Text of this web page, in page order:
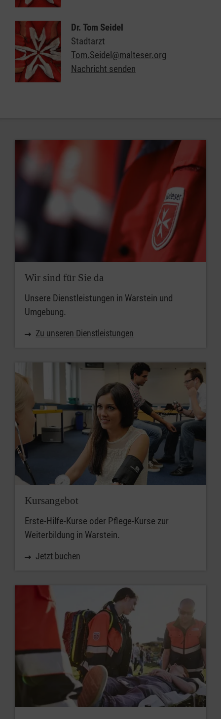
Dr. Tom Seidel
Stadtarzt
Tom.Seidel@malteser.org
Nachricht senden
Wir sind für Sie da
Unsere Dienstleistungen in Warstein und
Umgebung.
Zu unseren Dienstleistungen
Kursangebot
Erste-Hilfe-Kurse oder Pflege-Kurse zur
Weiterbildung in Warstein.
Jetzt buchen